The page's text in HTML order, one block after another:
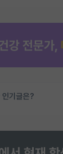
기글은?